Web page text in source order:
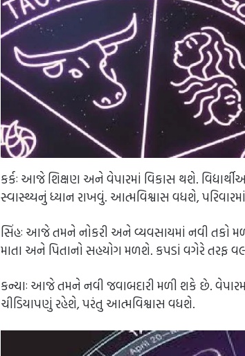
કર્કઃ આજે શિક્ષણ અને વેપારમાં વિકાસ થશે.
સ્વાસ્થ્યનું ધ્યાન રાખવું. આત્મવિશ્વાસ વધશે, પરિવારમાં
સિંહઃ આજે તમને નોકરી અને વ્યવસાયમાં નવી તકો
માતા અને પિતાનો સહયોગ મળશે. કપડાં વગેરે તરફ
કન્યાઃ આજે તમને નવી જવાબદારી મળી શકે છે.
ચીડિયાપણું રહેશે, પરંતુ આત્મવિશ્વાસ વધશે.